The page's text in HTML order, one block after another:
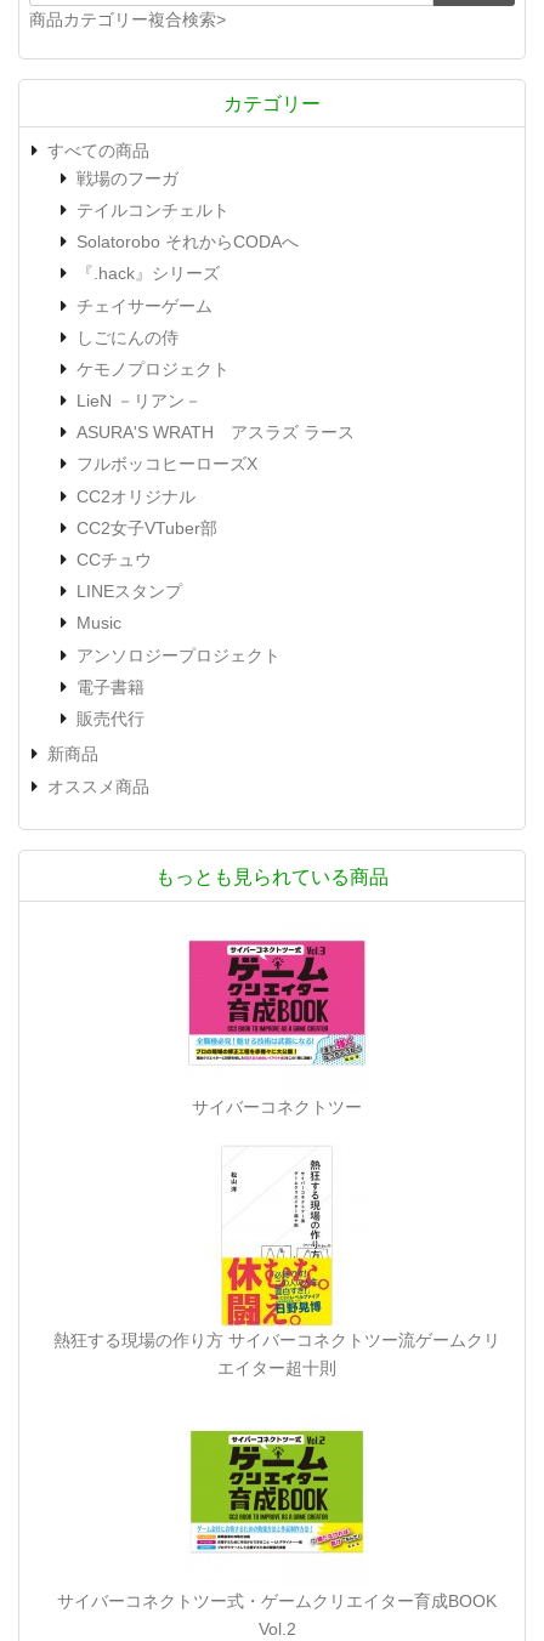
商品カテゴリー複合検索>
カテゴリー
すべての商品
戦場のフーガ
テイルコンチェルト
Solatorobo それからCODAへ
『.hack』シリーズ
チェイサーゲーム
しごにんの侍
ケモノプロジェクト
LieN －リアン－
ASURA'S WRATH アスラズ ラース
フルボッコヒーローズX
CC2オリジナル
CC2女子VTuber部
CCチュウ
LINEスタンプ
Music
アンソロジープロジェクト
電子書籍
販売代行
新商品
オススメ商品
もっとも見られている商品
サイバーコネクトツー
熱狂する現場の作り方 サイバーコネクトツー流ゲームクリ
エイター超十則
サイバーコネクトツー式・ゲームクリエイター育成BOOK
Vol.2